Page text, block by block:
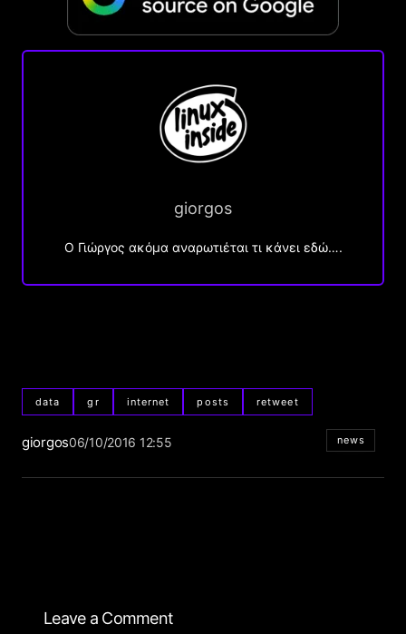
giorgos
Ο Γιώργος ακόμα αναρωτιέται τι κάνει εδώ….
data gr internet posts retweet
giorgos06/10/2016 12:55 news
Leave a Comment